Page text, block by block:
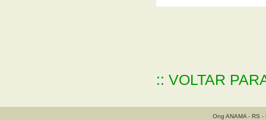
:: VOLTAR
Ong ANAMA - RS